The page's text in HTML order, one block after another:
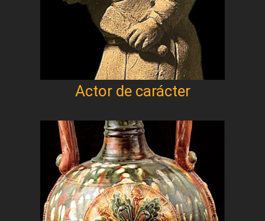
Actor de carácter